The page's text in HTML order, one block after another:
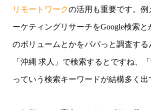
リモートワークの活用も重要です。例
ーケティングリサーチをGoogle検索と
のボリュームとかをパパっと調査する
「沖縄 求人」で検索するとですね、「
っていう検索キーワードが結構多く出